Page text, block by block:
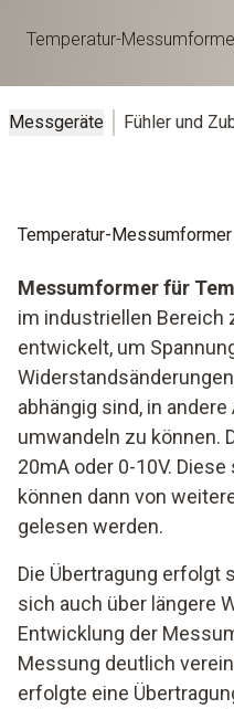
Temperatur-
Messgeräte Fühler und
Temperatur-
Messumformer für
im industriellen Bereich
entwickelt, um
abhängig sind, in
umwandeln zu können.
20mA oder 0-10V.
können dann von
gelesen werden.
Die Übertragung erfolgt
sich auch über längere
Entwicklung der
Messung deutlich
erfolgte eine